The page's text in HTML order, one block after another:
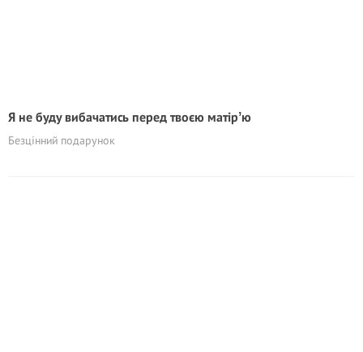
Я не буду вибачатись перед твоєю матірʼю
Безцінний подарунок